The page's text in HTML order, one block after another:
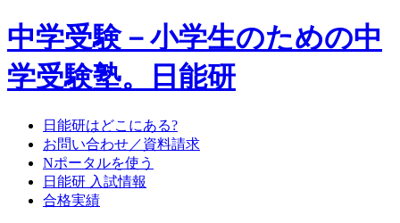
中学受験－小学生のための中
学受験塾。日能研
日能研はどこにある?
お問い合わせ／資料請求
Nポータルを使う
日能研 入試情報
合格実績